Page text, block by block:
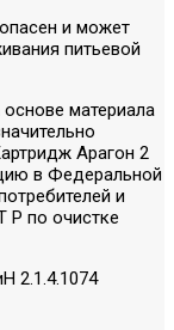
и может
питьевой
материала
Арагон 2
в Федеральной
и
Р по очистке
2.1.4.1074